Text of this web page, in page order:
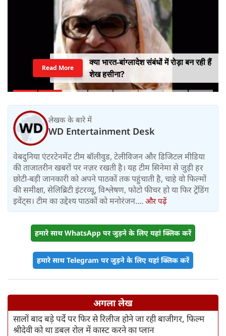
भारत पर 100% टैरिफ की तैयारी? रूस-
ईरान से तेल खरीद पर अमेरिका का बड़ा वार,
सीनेट में बिल पास
Read More
लेखक के बारे में
WD Entertainment Desk
वेबदुनिया एंटरटेनमेंट टीम बॉलीवुड, टेलीविजन और डिजिटल मीडिया
की ताजातरीन खबरों पर नज़र रखती है। यह टीम सिनेमा से जुड़ी हर
छोटी-बड़ी जानकारी को अपने पाठकों तक पहुंचाती है, चाहे वो फिल्मों
की समीक्षा, सेलिब्रिटी इंटरव्यू, विश्लेषण, फोटो फीचर हो या फिर ट्रेंडिंग
इवेंट्स। टीम का उद्देश्य पाठकों को मनोरंजन.... और पढ़ें
हमारे साथ WhatsApp पर जुड़ने के लिए यहां क्लिक करें
हमारे साथ Telegram पर जुड़ने के लिए यहां क्लिक करें
अगला लेख
सालों बाद बड़े पर्दे पर फिर से रिलीज होने जा रही बाजीगर, फिल्म
श्रीदेवी को था डबल रोल में कास्ट करने का प्लान